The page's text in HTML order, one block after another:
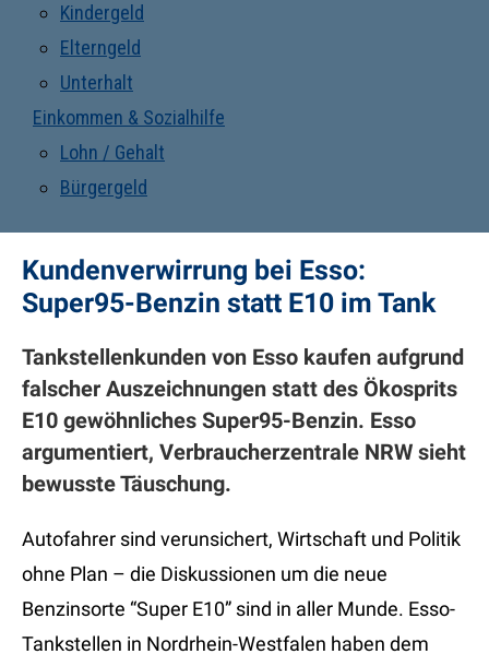
Kindergeld
Elterngeld
Unterhalt
Einkommen & Sozialhilfe
Lohn / Gehalt
Bürgergeld
Kundenverwirrung bei Esso:
Super95-Benzin statt E10 im Tank
Tankstellenkunden von Esso kaufen aufgrund
falscher Auszeichnungen statt des Ökosprits
E10 gewöhnliches Super95-Benzin. Esso
argumentiert, Verbraucherzentrale NRW sieht
bewusste Täuschung.
Autofahrer sind verunsichert, Wirtschaft und Politik
ohne Plan – die Diskussionen um die neue
Benzinsorte “Super E10” sind in aller Munde. Esso-
Tankstellen in Nordrhein-Westfalen haben dem